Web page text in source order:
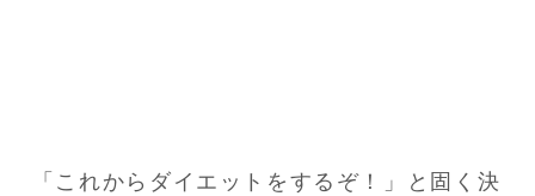
「これからダイエットをするぞ！」と固く決